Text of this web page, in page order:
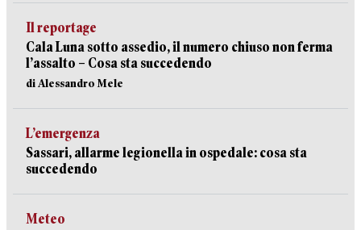
Il reportage
Cala Luna sotto assedio, il numero chiuso non ferma
l’assalto – Cosa sta succedendo
di Alessandro Mele
L’emergenza
Sassari, allarme legionella in ospedale: cosa sta
succedendo
Meteo